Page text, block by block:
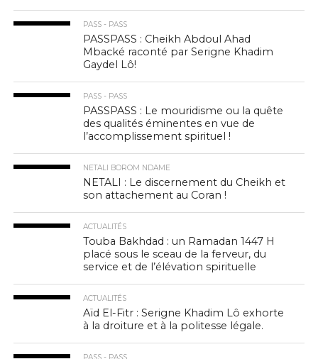
PASS - PASS
PASSPASS : Cheikh Abdoul Ahad
Mbacké raconté par Serigne Khadim
Gaydel Lô!
PASS - PASS
PASSPASS : Le mouridisme ou la quête
des qualités éminentes en vue de
l’accomplissement spirituel !
NETALI BOROM NDAME
NETALI : Le discernement du Cheikh et
son attachement au Coran !
ACTUALITÉS
Touba Bakhdad : un Ramadan 1447 H
placé sous le sceau de la ferveur, du
service et de l’élévation spirituelle
ACTUALITÉS
Aïd El-Fitr : Serigne Khadim Lô exhorte
à la droiture et à la politesse légale.
PASS - PASS